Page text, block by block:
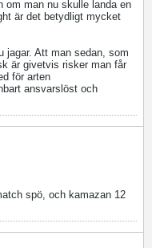
om man nu skulle landa en
är det betydligt mycket
jagar. Att man sedan, som
är givetvis risker man får
för arten
ansvarslöst och
spö, och kamazan 12